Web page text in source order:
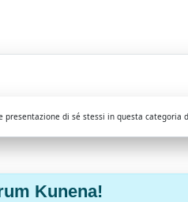
di sé stessi in questa categoria
Kunena!